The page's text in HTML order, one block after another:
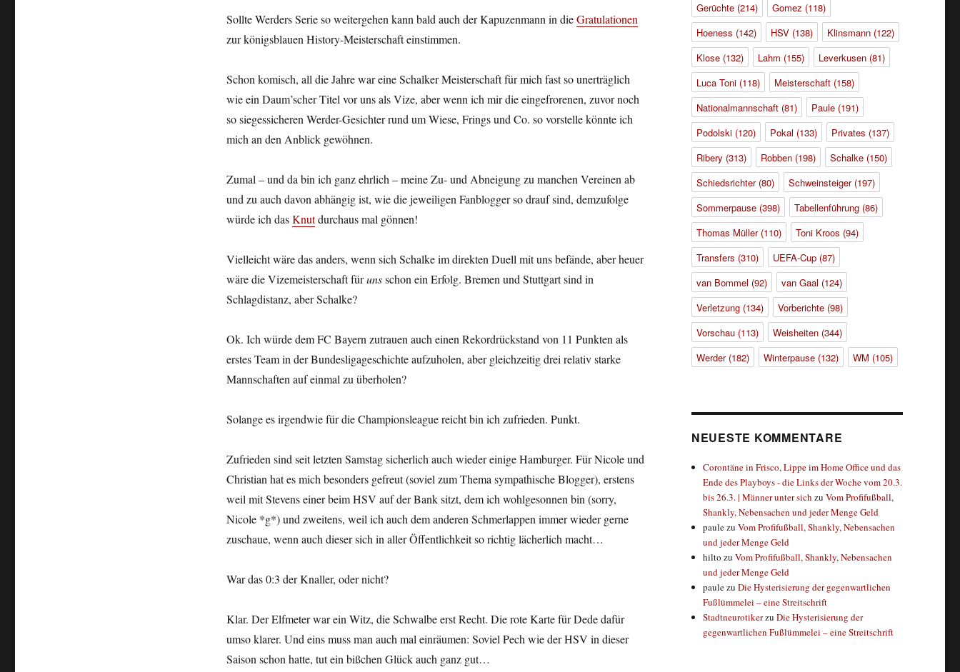
Sollte Werders Serie so weitergehen kann bald auch der Kapuzenmann in dieGratulationen
zur königsblauen History-Meisterschaft einstimmen.
Schon komisch, all die Jahre war eine Schalker Meisterschaft für mich fast so unerträglich
wie ein Daum’scher Titel vor uns als Vize, aber wenn ich mir die eingefrorenen, zuvor noch
so siegessicheren Werder-Gesichter rund um Wiese, Frings und Co. so vorstelle könnte ich
mich an den Anblick gewöhnen.
Zumal – und da bin ich ganz ehrlich – meine Zu- und Abneigung zu manchen Vereinen ab
und zu auch davon abhängig ist, wie die jeweiligen Fanblogger so drauf sind, demzufolge
würde ich dasKnutdurchaus mal gönnen!
Vielleicht wäre das anders, wenn sich Schalke im direkten Duell mit uns befände, aber heuer
wäre die Vizemeisterschaft fürunsschon ein Erfolg. Bremen und Stuttgart sind in
Schlagdistanz, aber Schalke?
Ok. Ich würde dem FC Bayern zutrauen auch einen Rekordrückstand von 11 Punkten als
erstes Team in der Bundesligageschichte aufzuholen, aber gleichzeitig drei relativ starke
Mannschaften auf einmal zu überholen?
Solange es irgendwie für die Championsleague reicht bin ich zufrieden. Punkt.
Zufrieden sind seit letzten Samstag sicherlich auch wieder einige Hamburger. Für Nicole und
Christian hat es mich besonders gefreut (soviel zum Thema sympathische Blogger), erstens
weil mit Stevens einer beim HSV auf der Bank sitzt, dem ich wohlgesonnen bin (sorry,
Nicole *g*) und zweitens, weil ich auch dem anderen Schmerlappen immer wieder gerne
zuschaue, wenn auch dieser sich in aller Öffentlichkeit so richtig lächerlich macht…
War das 0:3 der Knaller, oder nicht?
Klar. Der Elfmeter war ein Witz, die Schwalbe erst Recht. Die rote Karte für Dede dafür
umso klarer. Und eins muss man auch mal einräumen: Soviel Pech wie der HSV in dieser
Saison schon hatte, tut ein bißchen Glück auch ganz gut…
Gerüchte(214) Gomez (118)
Hoeness (142) HSV(138) Klinsmann(122)
Klose(132) Lahm (155) Leverkusen(81)
Luca Toni(118) Meisterschaft(158)
Nationalmannschaft(81) Paule(191)
Podolski(120) Pokal (133) Privates (137)
Ribery (313) Robben(198) Schalke(150)
Schiedsrichter(80) Schweinsteiger(197)
Sommerpause(398) Tabellenführung(86)
Thomas Müller(110) Toni Kroos (94)
Transfers (310) UEFA-Cup(87)
van Bommel (92) van Gaal (124)
Verletzung(134) Vorberichte(98)
Vorschau(113) Weisheiten(344)
Werder(182) Winterpause(132) WM (105)
NEUESTE KOMMENTARE
Corontäne in Frisco, Lippe im Home Office und das
Ende des Playboys - die Links der Woche vom 20.3.
bis 26.3. | Männer unter sich zuVom Profifußball,
Shankly, Nebensachen und jeder Menge Geld
paulezuVom Profifußball, Shankly, Nebensachen
und jeder Menge Geld
hilto zuVom Profifußball, Shankly, Nebensachen
und jeder Menge Geld
paulezuDie Hysterisierung der gegenwartlichen
Fußlümmelei – eine Streitschrift
StadtneurotikerzuDie Hysterisierung der
gegenwartlichen Fußlümmelei – eine Streitschrift